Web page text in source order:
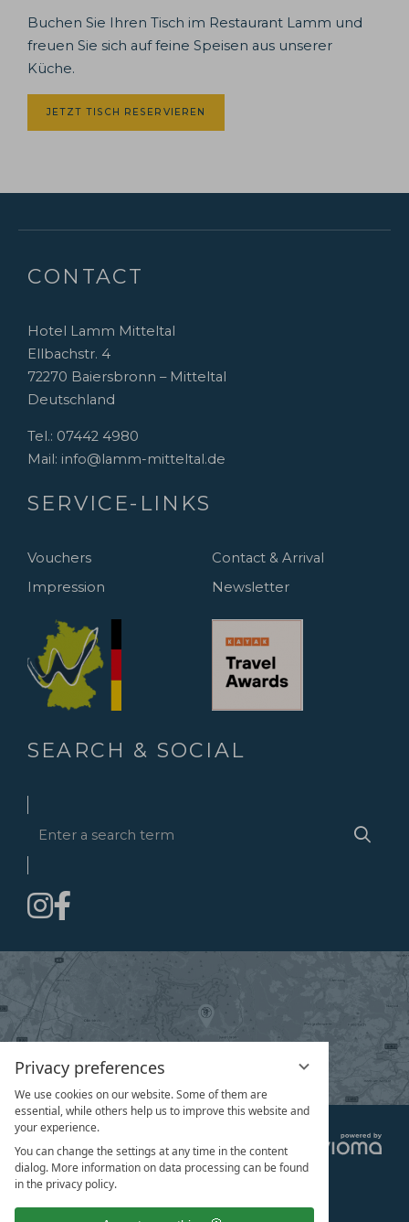
Privacy preferences
We use cookies on our website. Some of them are
essential, while others help us to improve this website and
your experience.
You can change the settings at any time in the content
dialog. More information on data processing can be found
in the privacy policy.
Buchen Sie Ihren Tisch im Restaurant Lamm und
freuen Sie sich auf feine Speisen aus unserer
Küche.
JETZT TISCH RESERVIEREN
CONTACT
Hotel Lamm Mitteltal
Ellbachstr. 4
72270 Baiersbronn – Mitteltal
Deutschland
Tel.: 07442 4980
Mail: info@lamm-mitteltal.de
SERVICE-LINKS
Vouchers
Impression
Contact & Arrival
Newsletter
SEARCH & SOCIAL
Enter
search
term
Datenschutzeinstellungen
Impressum